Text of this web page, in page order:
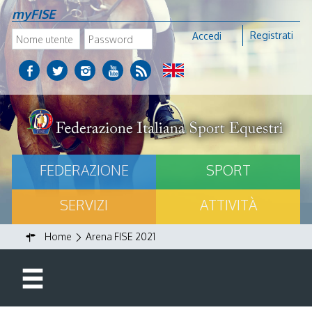
myFISE
Accedi Registrati
FEDERAZIONE
SPORT
SERVIZI
ATTIVITÀ
Home Arena FISE 2021